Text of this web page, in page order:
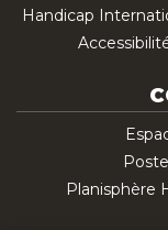
Handicap
Planisphère